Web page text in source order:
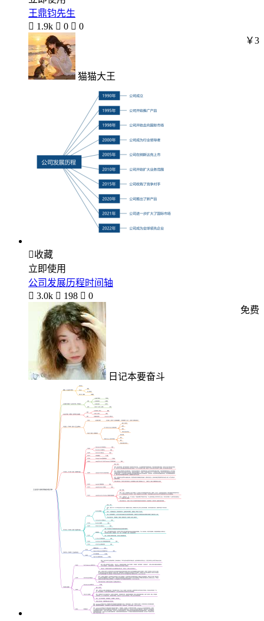
王鼎钧先生
 1.9k  0  0
猫猫大王
￥3
收藏
立即使用
公司发展历程时间轴
 3.0k  198  0
日记本要奋斗
免费